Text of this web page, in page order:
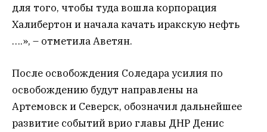
для того, чтобы туда вошла корпорация
Халибертон и начала качать иракскую нефть
….», – отметила Аветян.
После освобождения Соледара усилия по
освобождению будут направлены на
Артемовск и Северск, обозначил дальнейшее
развитие событий врио главы ДНР Денис